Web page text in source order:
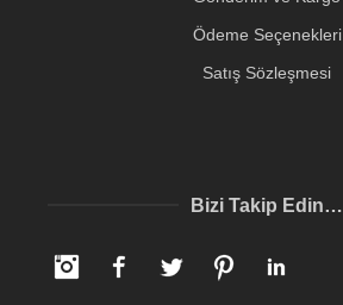
Ödeme Seçenekleri
Satış Sözleşmesi
Bizi Takip Edin…
InstagramFacebookTwitter Pinterest